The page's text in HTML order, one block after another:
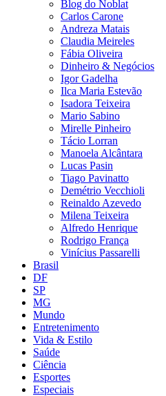
Blog do Noblat
Carlos Carone
Andreza Matais
Claudia Meireles
Fábia Oliveira
Dinheiro & Negócios
Igor Gadelha
Ilca Maria Estevão
Isadora Teixeira
Mario Sabino
Mirelle Pinheiro
Tácio Lorran
Manoela Alcântara
Lucas Pasin
Tiago Pavinatto
Demétrio Vecchioli
Reinaldo Azevedo
Milena Teixeira
Alfredo Henrique
Rodrigo França
Vinícius Passarelli
Brasil
DF
SP
MG
Mundo
Entretenimento
Vida & Estilo
Saúde
Ciência
Esportes
Especiais